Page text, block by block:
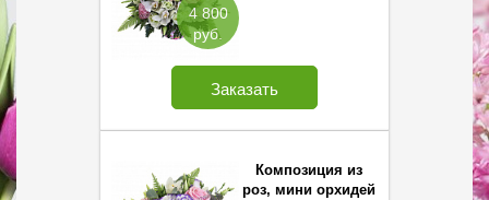
4 800
руб.
Заказать
Композиция из
роз, мини орхидей